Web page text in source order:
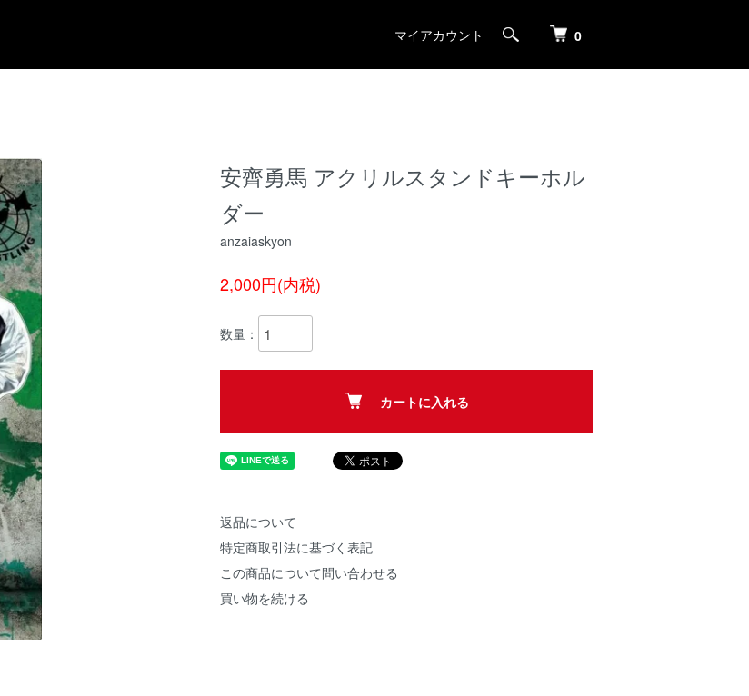
マイアカウント 0
安齊勇馬 アクリルスタンドキーホル
ダー
anzaiaskyon
2,000円(内税)
数量：
カートに入れる
返品について
特定商取引法に基づく表記
この商品について問い合わせる
買い物を続ける